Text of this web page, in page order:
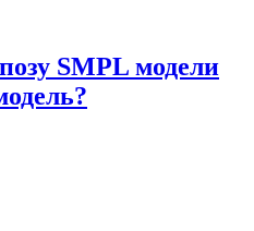
SMPL модели